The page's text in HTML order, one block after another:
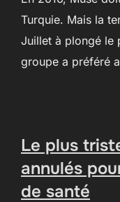
Turquie. Mais la
Juillet à plongé le
groupe a préféré
Le plus
annulés
de santé